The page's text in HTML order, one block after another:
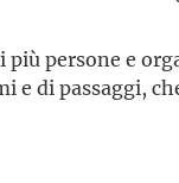
persone e
e di passaggi,